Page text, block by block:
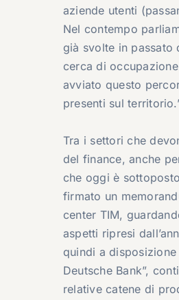
aziende utenti
Nel contempo
già svolte in passato
cerca di
avviato questo
presenti sul
Tra i settori che
del finance, anche
che oggi è
firmato un
center TIM,
aspetti ripresi
quindi a
Deutsche Bank”,
relative catene di